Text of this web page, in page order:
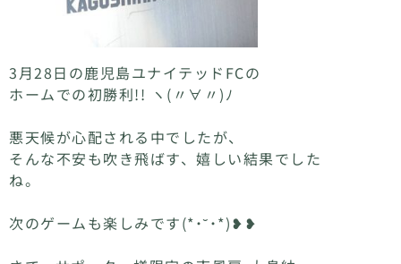
3月28日の鹿児島ユナイテッドFCの
ホームでの初勝利!! ヽ(〃∀〃)ﾉ
悪天候が心配される中でしたが、
そんな不安も吹き飛ばす、嬉しい結果でした
ね。
次のゲームも楽しみです(*˙˘˙*)❥❥